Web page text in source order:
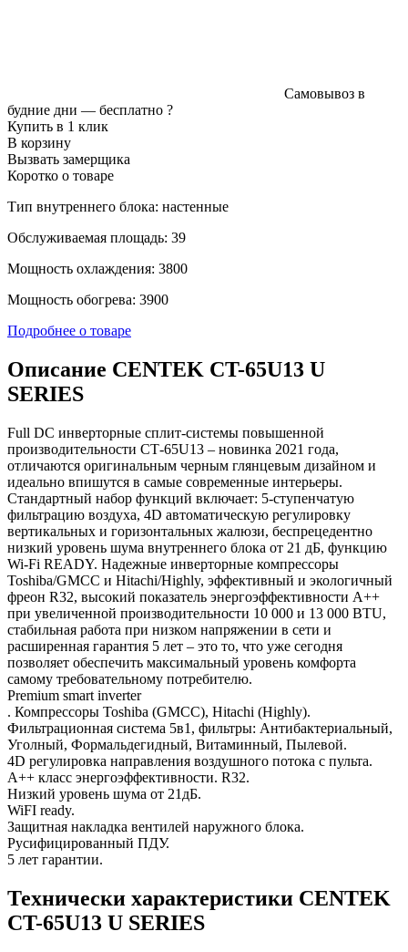
Самовывоз в
будние дни — бесплатно ?
Купить в 1 клик
В корзину
Вызвать замерщика
Коротко о товаре
Тип внутреннего блока: настенные
Обслуживаемая площадь: 39
Мощность охлаждения: 3800
Мощность обогрева: 3900
Подробнее о товаре
Описание CENTEK CT-65U13 U
SERIES
Full DC инверторные сплит-системы повышенной
производительности СТ-65U13 – новинка 2021 года,
отличаются оригинальным черным глянцевым дизайном и
идеально впишутся в самые современные интерьеры.
Стандартный набор функций включает: 5-ступенчатую
фильтрацию воздуха, 4D автоматическую регулировку
вертикальных и горизонтальных жалюзи, беспрецедентно
низкий уровень шума внутреннего блока от 21 дБ, функцию
Wi-Fi READY. Надежные инверторные компрессоры
Toshiba/GMCC и Hitachi/Highly, эффективный и экологичный
фреон R32, высокий показатель энергоэффективности А++
при увеличенной производительности 10 000 и 13 000 BTU,
стабильная работа при низком напряжении в сети и
расширенная гарантия 5 лет – это то, что уже сегодня
позволяет обеспечить максимальный уровень комфорта
самому требовательному потребителю.
Premium smart inverter
. Компрессоры Toshiba (GMCC), Hitachi (Highly).
Фильтрационная система 5в1, фильтры: Антибактериальный,
Уголный, Формальдегидный, Витаминный, Пылевой.
4D регулировка направления воздушного потока с пульта.
A++ класс энергоэффективности. R32.
Низкий уровень шума от 21дБ.
WiFI ready.
Защитная накладка вентилей наружного блока.
Русифицированный ПДУ.
5 лет гарантии.
Технически характеристики CENTEK
CT-65U13 U SERIES